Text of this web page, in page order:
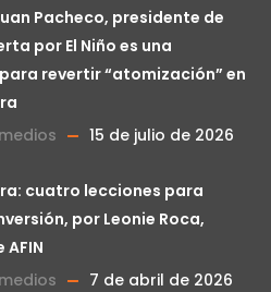
Pacheco, presidente de
por El Niño es una
revertir “atomización” en
15 de julio de 2026
cuatro lecciones para
por Leonie Roca,
7 de abril de 2026